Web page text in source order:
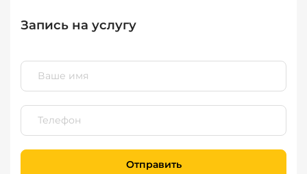
Запись на услугу
Отправить